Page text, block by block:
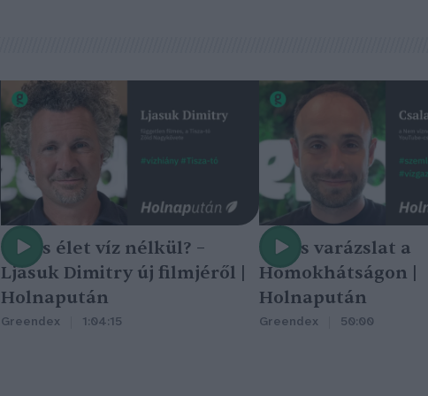
Nincs élet víz nélkül? –
Ljasuk Dimitry új filmjéről |
Holnapután
Greendex 1:04:15
Nincs varázslat a
Homokhátságon |
Holnapután
Greendex 50:00